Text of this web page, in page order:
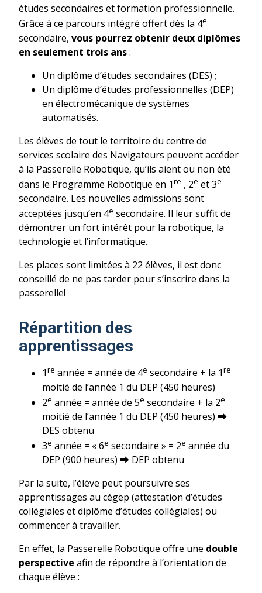
études secondaires et formation professionnelle.
Grâce à ce parcours intégré offert dès la 4e
secondaire, vous pourrez obtenir deux diplômes
en seulement trois ans:
Un diplôme d’études secondaires (DES) ;
Un diplôme d’études professionnelles (DEP)
en électromécanique de systèmes
automatisés.
Les élèves de tout le territoire du centre de
services scolaire des Navigateurs peuvent accéder
à la Passerelle Robotique, qu’ils aient ou non été
dans le Programme Robotique en 1re , 2e et 3e
secondaire. Les nouvelles admissions sont
acceptées jusqu’en 4e secondaire. Il leur suffit de
démontrer un fort intérêt pour la robotique, la
technologie et l’informatique.
Les places sont limitées à 22 élèves, il est donc
conseillé de ne pas tarder pour s’inscrire dans la
passerelle!
Répartition des
apprentissages
1re année = année de 4e secondaire + la 1re
moitié de l’année 1 du DEP (450 heures)
2e année = année de 5e secondaire + la 2e
moitié de l’année 1 du DEP (450 heures) ⮕
DES obtenu
3e année = « 6e secondaire » = 2e année du
DEP (900 heures) ⮕ DEP obtenu
Par la suite, l’élève peut poursuivre ses
apprentissages au cégep (attestation d’études
collégiales et diplôme d’études collégiales) ou
commencer à travailler.
En effet, la Passerelle Robotique offre une double
perspective afin de répondre à l’orientation de
chaque élève :